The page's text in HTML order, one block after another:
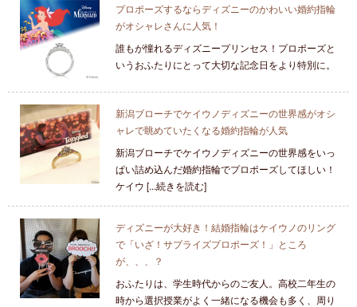
プロポーズするならディズニーのかわいい婚約指輪
がオシャレさんに人気！
誰もが憧れるディズニープリンセス！プロポーズと
いうおふたりにとって大切な記念日をより特別に。
新潟ブローチでケイウノディズニーの世界感がオシ
ャレで眺めていたくなる婚約指輪が人気
新潟ブローチでケイウノディズニーの世界感をいっ
ぱい詰め込んだ婚約指輪でプロポーズしてほしい！
ケイウ [...続きを読む]
ディズニーが大好き！結婚指輪はケイウノのリング
で「いざ！サプライズプロポーズ！」ところ
が、、、？
おふたりは、学生時代からのご友人。高校二年生の
時から選択授業がよく一緒になる機会も多く、周り